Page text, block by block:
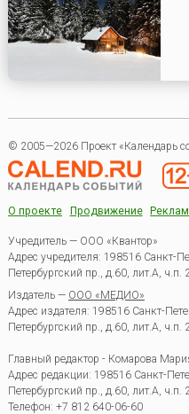
© 2005—2026 Проект «Календарь
О проекте Продвижение
Учредитель — ООО «Квантор»
Адрес учредителя: 198516 Санкт-
Петербургский пр., д.60, лит.А,
Издатель — ООО «МЕДИО»
Адрес издателя: 198516 Санкт-
Петербургский пр., д.60, лит.А,
Главный редактор - Комарова
Адрес редакции: 198516 Санкт-
Петербургский пр., д.60, лит.А,
Телефон: +7 812 640-06-60